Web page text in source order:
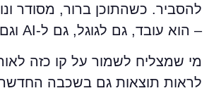
להסביר. כשהתוכן ברור, מסודר
– הוא עובד, גם לגוגל, גם ל-AI וגם למשתמשים.
מי שמצליח לשמור על קו כזה
לראות תוצאות גם בשכבה החדשה